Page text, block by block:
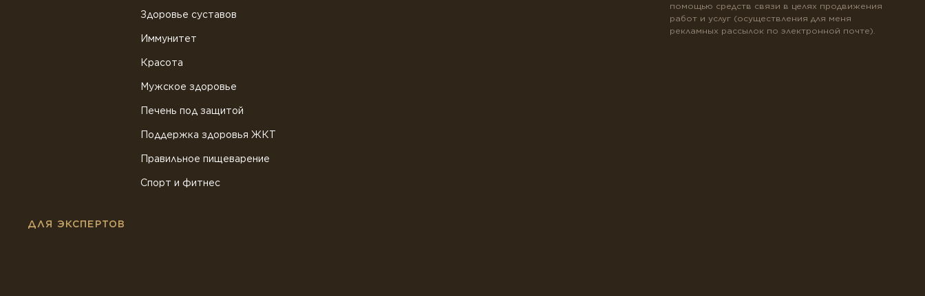
Здоровье суставов
Иммунитет
Красота
Мужское здоровье
Печень под защитой
Поддержка здоровья ЖКТ
Правильное пищеварение
Спорт и фитнес
ДЛЯ ЭКСПЕРТОВ
помощью средств связи в целях продвижения
работ и услуг (осуществления для меня
рекламных рассылок по электронной почте).